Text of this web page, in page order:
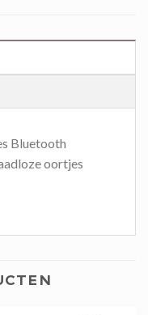
Bluetooth
oortjes